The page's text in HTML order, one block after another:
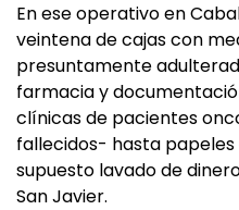
En ese operativo en
veintena de cajas con
presuntamente
farmacia y
clínicas de pacientes
fallecidos- hasta
supuesto lavado de
San Javier.